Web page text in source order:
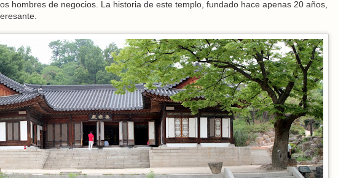
hombres de negocios. La historia de este templo, fundado hace apenas 20 años,